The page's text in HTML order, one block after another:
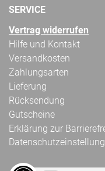
SERVICE
Vertrag widerrufen
Hilfe und Kontakt
Versandkosten
Zahlungsarten
Lieferung
Rücksendung
Gutscheine
Erklärung zur